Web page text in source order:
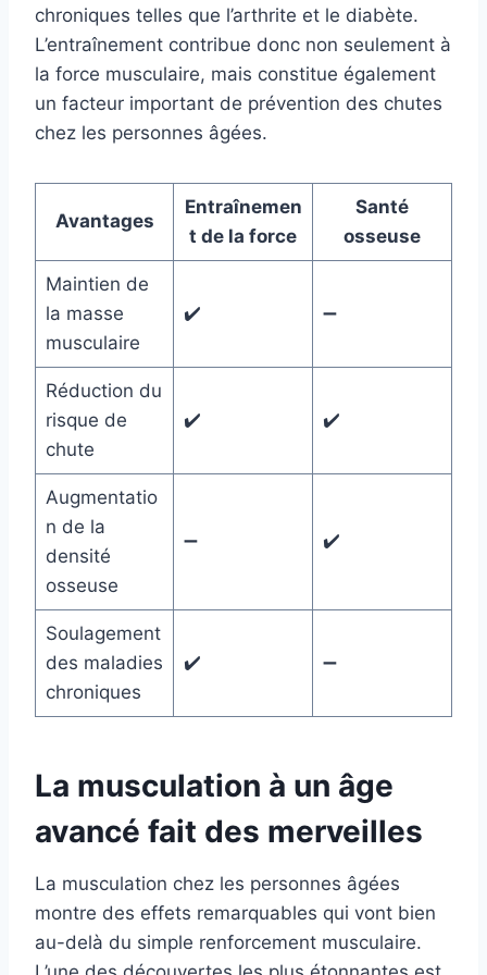
chroniques telles que l’arthrite et le diabète.
L’entraînement contribue donc non seulement à
la force musculaire, mais constitue également
un facteur important de prévention des chutes
chez les personnes âgées.
Avantages
Entraînemen
t de la force
Santé
osseuse
Maintien de
la masse
musculaire
✔️ ➖
Réduction du
risque de
chute
✔️ ✔️
Augmentatio
n de la
densité
osseuse
➖ ✔️
Soulagement
des maladies
chroniques
✔️ ➖
La musculation à un âge
avancé fait des merveilles
La musculation chez les personnes âgées
montre des effets remarquables qui vont bien
au-delà du simple renforcement musculaire.